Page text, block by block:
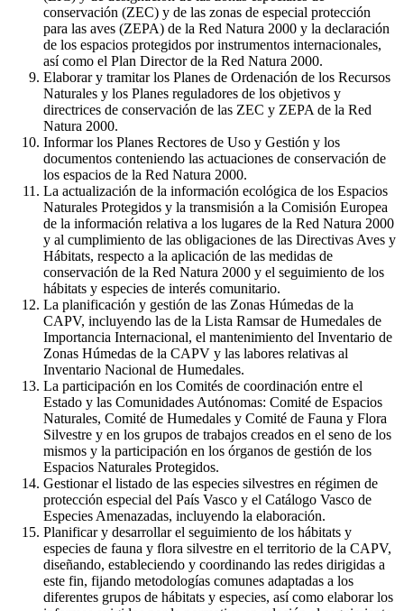
conservación (ZEC) y de las zonas de especial protección
para las aves (ZEPA) de la Red Natura 2000 y la declaración
de los espacios protegidos por instrumentos internacionales,
así como el Plan Director de la Red Natura 2000.
Elaborar y tramitar los Planes de Ordenación de los Recursos
Naturales y los Planes reguladores de los objetivos y
directrices de conservación de las ZEC y ZEPA de la Red
Natura 2000.
Informar los Planes Rectores de Uso y Gestión y los
documentos conteniendo las actuaciones de conservación de
los espacios de la Red Natura 2000.
La actualización de la información ecológica de los Espacios
Naturales Protegidos y la transmisión a la Comisión Europea
de la información relativa a los lugares de la Red Natura 2000
y al cumplimiento de las obligaciones de las Directivas Aves y
Hábitats, respecto a la aplicación de las medidas de
conservación de la Red Natura 2000 y el seguimiento de los
hábitats y especies de interés comunitario.
La planificación y gestión de las Zonas Húmedas de la
CAPV, incluyendo las de la Lista Ramsar de Humedales de
Importancia Internacional, el mantenimiento del Inventario de
Zonas Húmedas de la CAPV y las labores relativas al
Inventario Nacional de Humedales.
La participación en los Comités de coordinación entre el
Estado y las Comunidades Autónomas: Comité de Espacios
Naturales, Comité de Humedales y Comité de Fauna y Flora
Silvestre y en los grupos de trabajos creados en el seno de los
mismos y la participación en los órganos de gestión de los
Espacios Naturales Protegidos.
Gestionar el listado de las especies silvestres en régimen de
protección especial del País Vasco y el Catálogo Vasco de
Especies Amenazadas, incluyendo la elaboración.
Planificar y desarrollar el seguimiento de los hábitats y
especies de fauna y flora silvestre en el territorio de la CAPV,
diseñando, estableciendo y coordinando las redes dirigidas a
este fin, fijando metodologías comunes adaptadas a los
diferentes grupos de hábitats y especies, así como elaborar los